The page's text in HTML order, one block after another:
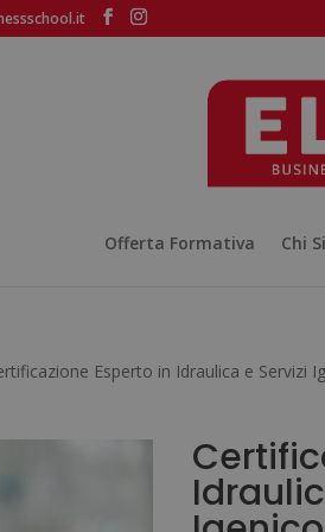
Offerta Formativa Chi
Esperto in Idraulica e Servizi